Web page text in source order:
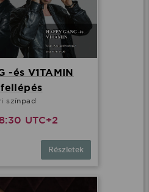
-és V1TAMIN
színpad
UTC+2
Részletek